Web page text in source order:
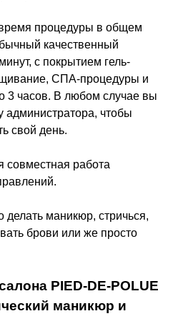
время процедуры в общем
качественный
с покрытием гель-
СПА-процедуры и
3 часов. В любом случае вы
администратора, чтобы
свой день.
совместная работа
маникюр, стричься,
брови или же просто
PIED-DE-POLUE
маникюр и